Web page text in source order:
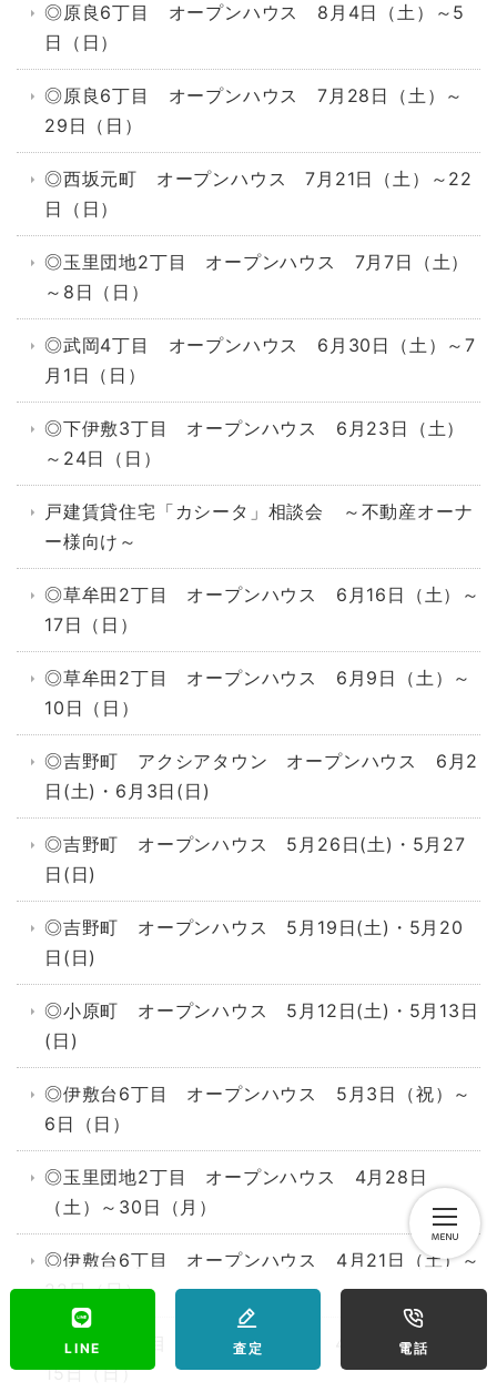
◎原良6丁目 オープンハウス 8月4日（土）～5
日（日）
◎原良6丁目 オープンハウス 7月28日（土）～
29日（日）
◎西坂元町 オープンハウス 7月21日（土）～22
日（日）
◎玉里団地2丁目 オープンハウス 7月7日（土）
～8日（日）
◎武岡4丁目 オープンハウス 6月30日（土）～7
月1日（日）
◎下伊敷3丁目 オープンハウス 6月23日（土）
～24日（日）
戸建賃貸住宅「カシータ」相談会 ～不動産オーナ
ー様向け～
◎草牟田2丁目 オープンハウス 6月16日（土）～
17日（日）
◎草牟田2丁目 オープンハウス 6月9日（土）～
10日（日）
◎吉野町 アクシアタウン オープンハウス 6月2
日(土)・6月3日(日)
◎吉野町 オープンハウス 5月26日(土)・5月27
日(日)
◎吉野町 オープンハウス 5月19日(土)・5月20
日(日)
◎小原町 オープンハウス 5月12日(土)・5月13日
(日)
◎伊敷台6丁目 オープンハウス 5月3日（祝）～
6日（日）
◎玉里団地2丁目 オープンハウス 4月28日
（土）～30日（月）
◎伊敷台6丁目 オープンハウス 4月21日（土）～
22日（日）
◎伊敷台7丁目 オープンハウス 4月14日（土）～
15日（日）
LINE 査定 電話